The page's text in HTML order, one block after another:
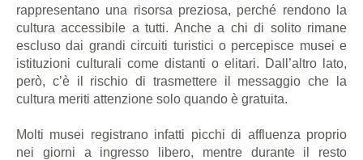
rappresentano una risorsa preziosa, perché rendono la
cultura accessibile a tutti. Anche a chi di solito rimane
escluso dai grandi circuiti turistici o percepisce musei e
istituzioni culturali come distanti o elitari. Dall’altro lato,
però, c’è il rischio di trasmettere il messaggio che la
cultura meriti attenzione solo quando è gratuita.
Molti musei registrano infatti picchi di affluenza proprio
nei giorni a ingresso libero, mentre durante il resto